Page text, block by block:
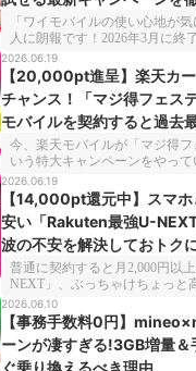
る大チャンスですよ。前回見
会にぜひチェックしてみてく
で】
「ワイモバイルの使い心地が
人に朗報です！2026年3月に終
の「SIMトライアル」が、つい
今回は、新規・乗り換え問わ
ランが2か月間0円+3～5か月目
う神キャンペーン。本格的に
を試せるので、ワイモバイル
必見ですよ。受付期間は2026年
14:59まで。この記事では、パ
ンペーンの内容や注意点をわ
いきます！
2026.06.19
【20,000pt進呈】楽天カ
チャンス！「マジ得フェス
モバイルを契約すると過去
今、楽天モバイルが「マジ得フ
いう特大キャンペーンをやっ
ますか？「ネットでよく見る三
ャンペーンのことでしょ？」と
もしれませんが、実はそれとは
ンペーンなんです。メイン回線
新しくサブ回線（2回線目）を
ャンペーンより今回の「マジ得
のほうが圧倒的にポイントをも
この記事では、楽天カード会員
ないキャンペーンの魅力と注意
解説していきます。
2026.06.19
【14,000pt還元中】スマ
安い「Rakuten最強U-
波の不安を解決しておトク
解説
普通に契約すると月2,000円以
NEXT」、ぶっちゃけちょっと
ころが楽天モバイルなら、U-
にぜんぶコミコミでついてく
放題になるうえにスマホ代とま
えるので、U-NEXTユーザーは
ただ、ここで気になるのが「楽
2026.06.10
【事務手数料0円】
ーンが凄すぎる!3GB増量＆
ぐ乗り換えるべき理由